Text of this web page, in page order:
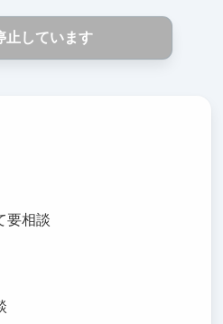
止しています
要相談